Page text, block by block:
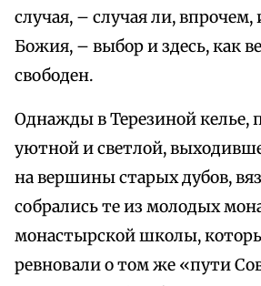
случая, – случая ли,
Божия, – выбор и здесь, как
свободен.
Однажды в Терезиной келье,
уютной и светлой,
на вершины старых дубов,
собрались те из молодых
монастырской школы,
ревновали о том же «пути